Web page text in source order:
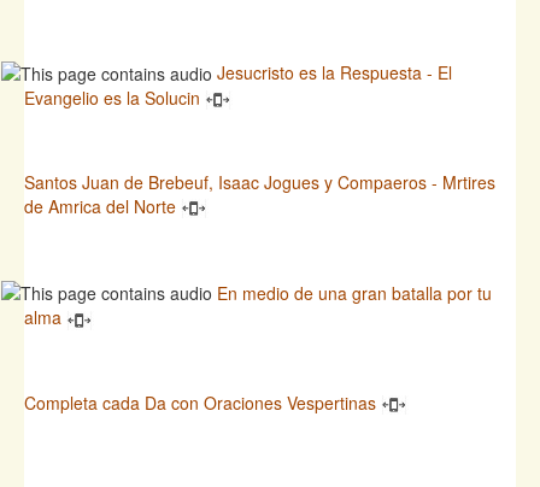
Jesucristo es la Respuesta - El
Evangelio es la Solucin
Santos Juan de Brebeuf, Isaac Jogues y Compaeros - Mrtires
de Amrica del Norte
En medio de una gran batalla por tu
alma
Completa cada Da con Oraciones Vespertinas